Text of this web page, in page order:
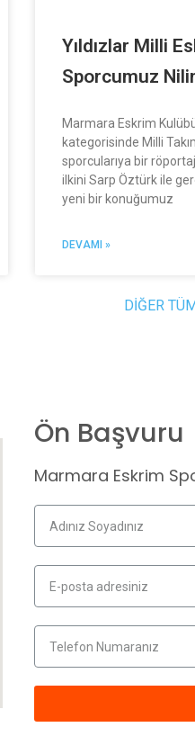
Yıldızlar Milli
Sporcumuz
Marmara Eskrim
kategorisinde Milli
sporcularıya bir
ilkini Sarp Öztürk ile
yeni bir konuğumuz
DEVAMI »
DİĞER
Ön Başvuru
Marmara Eskrim